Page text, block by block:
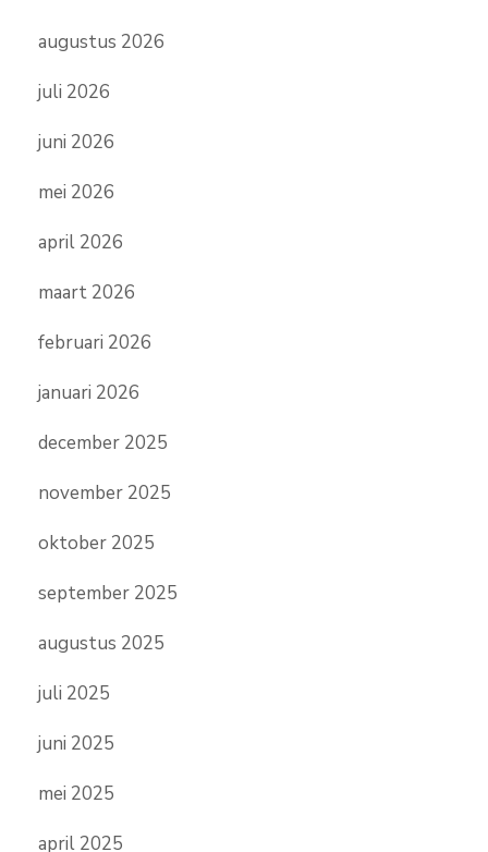
augustus 2026
juli 2026
juni 2026
mei 2026
april 2026
maart 2026
februari 2026
januari 2026
december 2025
november 2025
oktober 2025
september 2025
augustus 2025
juli 2025
juni 2025
mei 2025
april 2025